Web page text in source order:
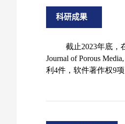
科研成果